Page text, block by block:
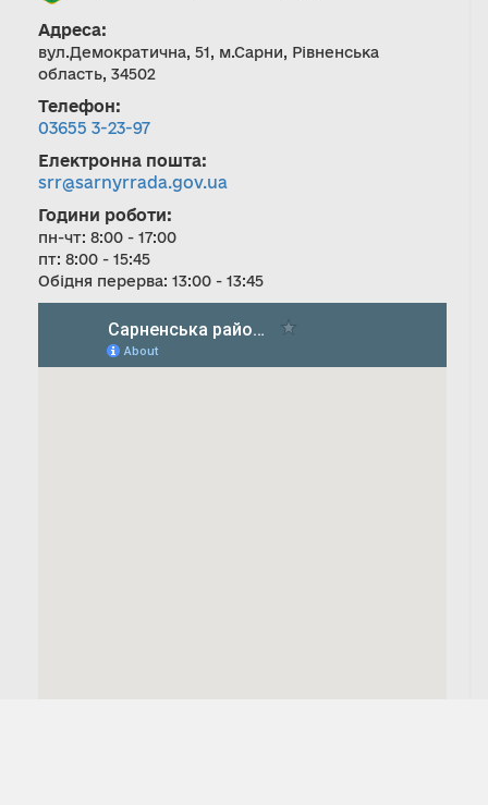
Адреса:
вул.Демократична, 51, м.Сарни, Рівненська
область, 34502
Телефон:
03655 3-23-97
Електронна пошта:
srr@sarnyrrada.gov.ua
Години роботи:
пн-чт: 8:00 - 17:00
пт: 8:00 - 15:45
Обідня перерва: 13:00 - 13:45